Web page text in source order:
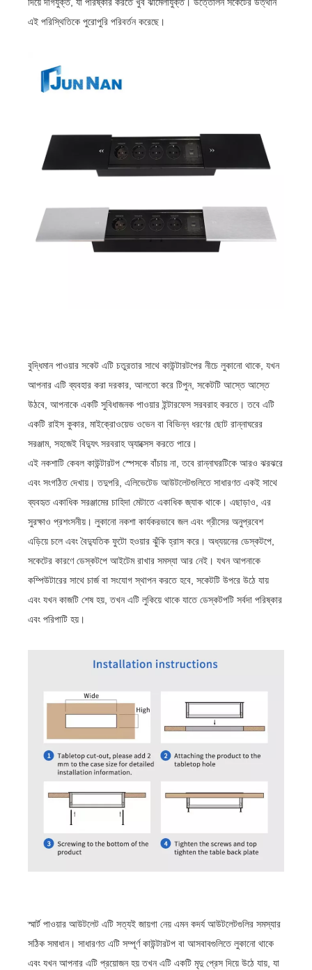
দিয়ে দাগযুক্ত, যা পরিষ্কার করতে খুব ঝামেলাযুক্ত। উত্তোলন সকেটের উত্থান
এই পরিস্থিতিকে পুরোপুরি পরিবর্তন করেছে।
বুদ্ধিমান পাওয়ার সকেট এটি চতুরতার সাথে কাউন্টারটপের নীচে লুকানো থাকে, যখন
আপনার এটি ব্যবহার করা দরকার, আলতো করে টিপুন, সকেটটি আস্তে আস্তে
উঠবে, আপনাকে একটি সুবিধাজনক পাওয়ার ইন্টারফেস সরবরাহ করতে। তবে এটি
একটি রাইস কুকার, মাইক্রোওয়েভ ওভেন বা বিভিন্ন ধরণের ছোট রান্নাঘরের
সরঞ্জাম, সহজেই বিদ্যুৎ সরবরাহ অ্যাক্সেস করতে পারে।
এই নকশাটি কেবল কাউন্টারটপ স্পেসকে বাঁচায় না, তবে রান্নাঘরটিকে আরও ঝরঝরে
এবং সংগঠিত দেখায়। তদুপরি, এলিভেটেড আউটলেটগুলিতে সাধারণত একই সাথে
ব্যবহৃত একাধিক সরঞ্জামের চাহিদা মেটাতে একাধিক জ্যাক থাকে। এছাড়াও, এর
সুরক্ষাও প্রশংসনীয়। লুকানো নকশা কার্যকরভাবে জল এবং গ্রীসের অনুপ্রবেশ
এড়িয়ে চলে এবং বৈদ্যুতিক ফুটো হওয়ার ঝুঁকি হ্রাস করে। অধ্যয়নের ডেস্কটপে,
সকেটের কারণে ডেস্কটপে আইটেম রাখার সমস্যা আর নেই। যখন আপনাকে
কম্পিউটারের সাথে চার্জ বা সংযোগ স্থাপন করতে হবে, সকেটটি উপরে উঠে যায়
এবং যখন কাজটি শেষ হয়, তখন এটি লুকিয়ে থাকে যাতে ডেস্কটপটি সর্বদা পরিষ্কার
এবং পরিপাটি হয়।
স্মার্ট পাওয়ার আউটলেট এটি সত্যই জায়গা নেয় এমন কদর্য আউটলেটগুলির সমস্যার
সঠিক সমাধান। সাধারণত এটি সম্পূর্ণ কাউন্টারটপ বা আসবাবগুলিতে লুকানো থাকে
এবং যখন আপনার এটি প্রয়োজন হয় তখন এটি একটি মৃদু প্রেস দিয়ে উঠে যায়, যা